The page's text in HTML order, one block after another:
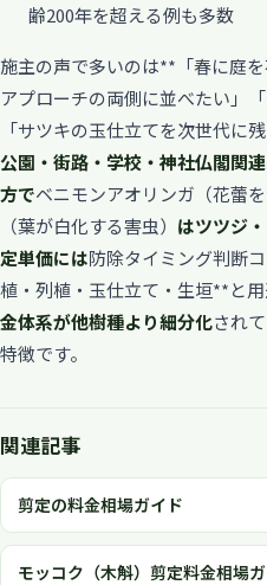
齢200年を超える例も多数
施主の声で多いのは**「春に庭
アプローチの両側に並べたい」
「サツキの玉仕立てを次世代に残
公園・街路・学校・神社仏閣関
方でベニモンアオリンガ（花蕾
（葉が白化する害虫） はツツジ
定単価には防除タイミング判断
植・列植・玉仕立て・生垣**と用
金体系が他樹種より細分化され
特徴です。
関連記事
剪定の料金相場ガイド
モッコク（木斛）剪定料金相場